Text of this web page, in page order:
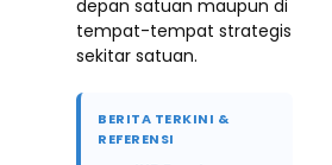
depan satuan maupun di
tempat-tempat strategis
sekitar satuan.
BERITA TERKINI &
REFERENSI